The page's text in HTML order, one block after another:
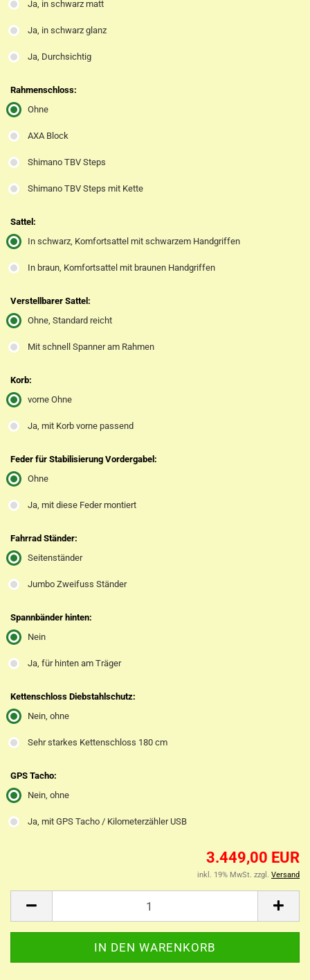
Ja, in schwarz matt
Ja, in schwarz glanz
Ja, Durchsichtig
Rahmenschloss:
Ohne
AXA Block
Shimano TBV Steps
Shimano TBV Steps mit Kette
Sattel:
In schwarz, Komfortsattel mit schwarzem Handgriffen
In braun, Komfortsattel mit braunen Handgriffen
Verstellbarer Sattel:
Ohne, Standard reicht
Mit schnell Spanner am Rahmen
Korb:
vorne Ohne
Ja, mit Korb vorne passend
Feder für Stabilisierung Vordergabel:
Ohne
Ja, mit diese Feder montiert
Fahrrad Ständer:
Seitenständer
Jumbo Zweifuss Ständer
Spannbänder hinten:
Nein
Ja, für hinten am Träger
Kettenschloss Diebstahlschutz:
Nein, ohne
Sehr starkes Kettenschloss 180 cm
GPS Tacho:
Nein, ohne
Ja, mit GPS Tacho / Kilometerzähler USB
3.449,00 EUR
inkl. 19% MwSt. zzgl. Versand